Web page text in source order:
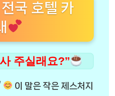
국 호텔 카
주실래요?”
이 말은 작은 제스처지